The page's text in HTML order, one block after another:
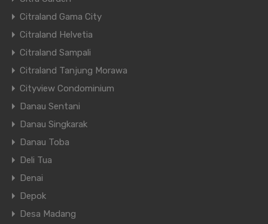
Citraland Gama City
Citraland Helvetia
Citraland Sampali
Citraland Tanjung Morawa
Cityview Condominium
Danau Sentani
Danau Singkarak
Danau Toba
Deli Tua
Denai
Depok
Desa Madang